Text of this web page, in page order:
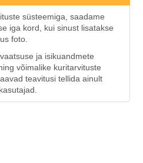
süsteemiga, saadame
iga kord, kui sinust lisatakse
foto.
ja isikuandmete
võimalike kuritarvituste
teavitusi tellida ainult
kasutajad.